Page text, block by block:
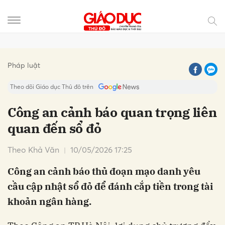
Pháp luật
Theo dõi Giáo dục Thủ đô trên
Công an cảnh báo quan trọng liên
quan đến sổ đỏ
Theo Khả Văn 10/05/2026 17:25
Công an cảnh báo thủ đoạn mạo danh yêu
cầu cập nhật sổ đỏ để đánh cắp tiền trong tài
khoản ngân hàng.
Hủy Gửi